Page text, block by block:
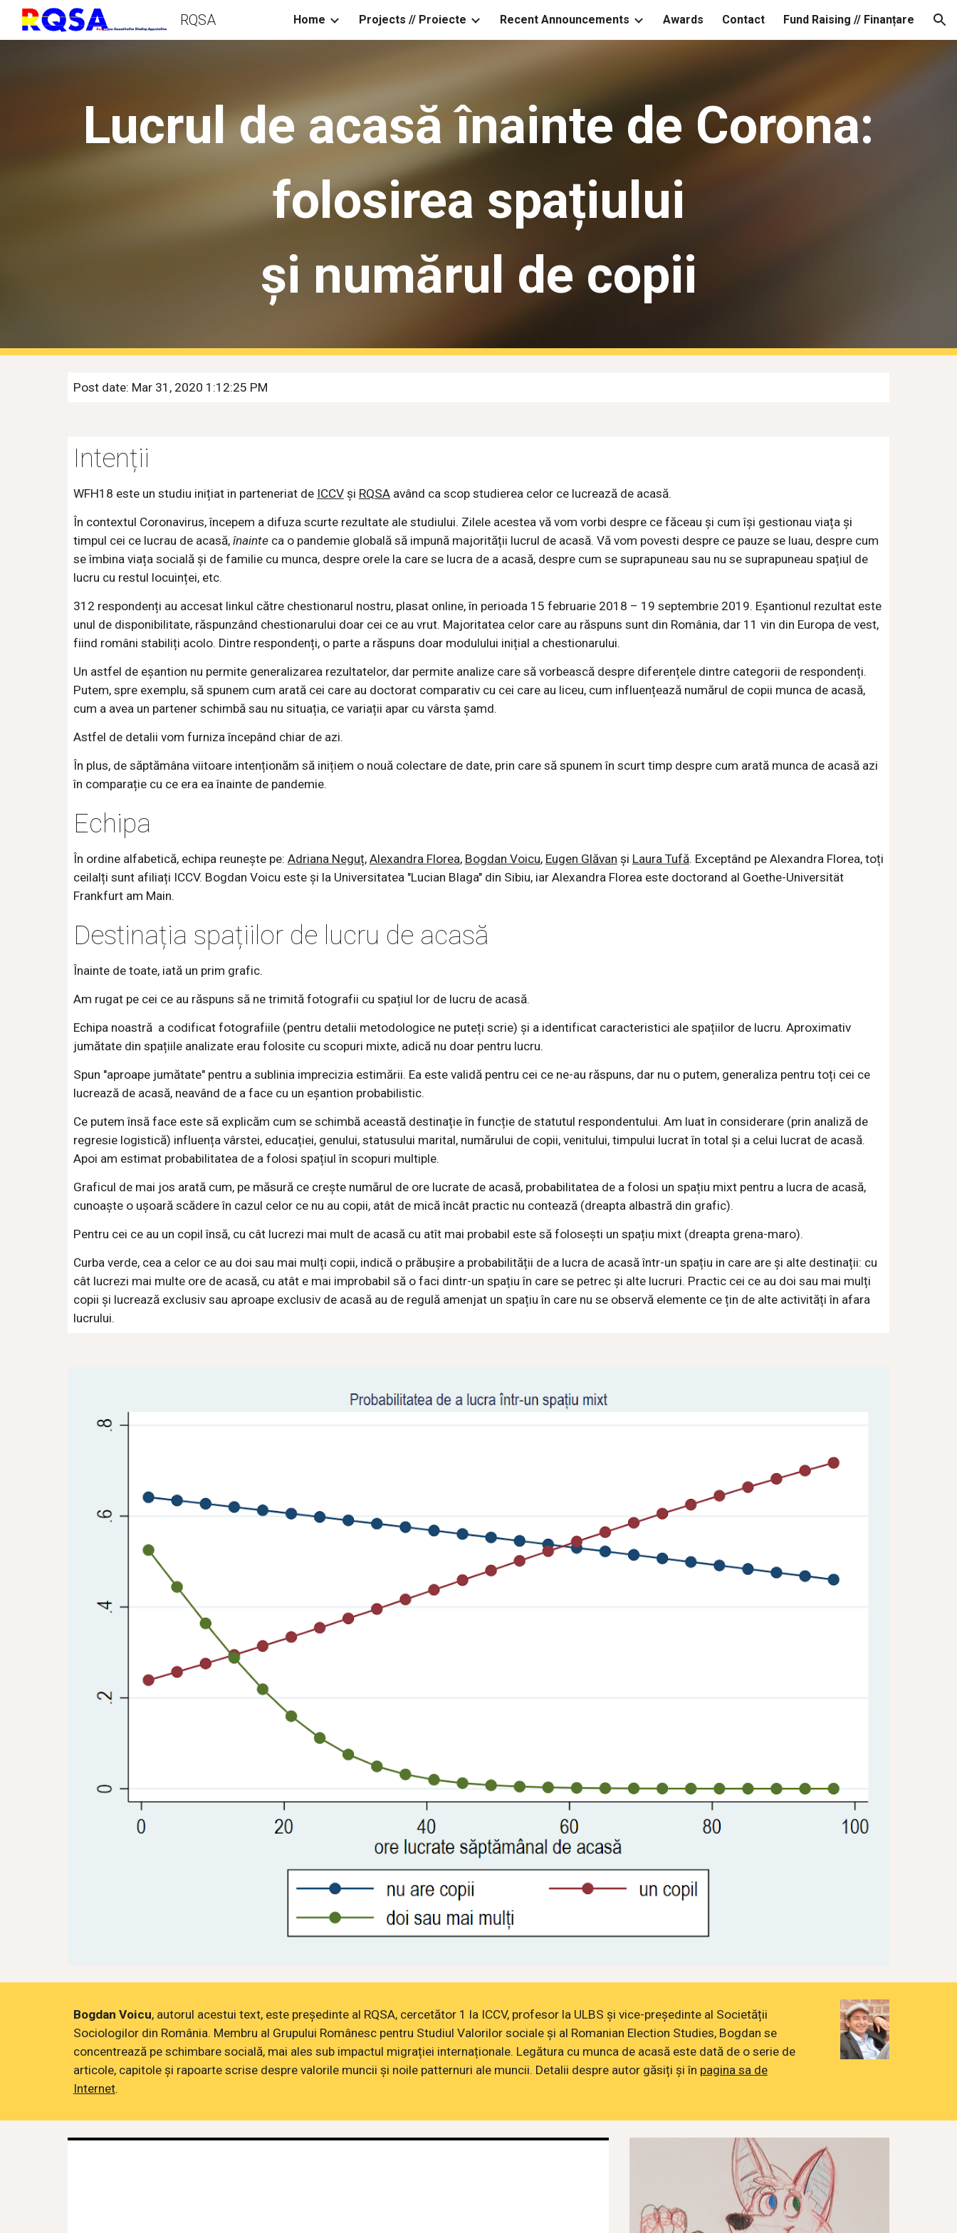
Skip to main content Skip to navigation
RQSA Home Projects // Proiecte Recent Announcements Awards Contact Fund Raising // Finanțare
Lucrul de acasă înainte de Corona:
folosirea spațiului
și numărul de copii
Post date: Mar 31, 2020 1:12:25 PM
Intenții
WFH18 este un studiu inițiat in parteneriat de ICCVși RQSAavând ca scop studierea celor ce lucrează de acasă.
În contextul Coronavirus, începem a difuza scurte rezultate ale studiului. Zilele acestea vă vom vorbi despre ce făceau și cum își gestionau viața și
timpul cei ce lucrau de acasă, înainteca o pandemie globală să impună majorității lucrul de acasă. Vă vom povesti despre ce pauze se luau, despre cum
se îmbina viața socială și de familie cu munca, despre orele la care se lucra de a acasă, despre cum se suprapuneau sau nu se suprapuneau spațiul de
lucru cu restul locuinței, etc.
312 respondenți au accesat linkul către chestionarul nostru, plasat online, în perioada 15 februarie 2018 – 19 septembrie 2019. Eșantionul rezultat este
unul de disponibilitate, răspunzând chestionarului doar cei ce au vrut. Majoritatea celor care au răspuns sunt din România, dar 11 vin din Europa de vest,
fiind români stabiliți acolo. Dintre respondenți, o parte a răspuns doar modulului inițial a chestionarului.
Un astfel de eșantion nu permite generalizarea rezultatelor, dar permite analize care să vorbească despre diferențele dintre categorii de respondenți.
Putem, spre exemplu, să spunem cum arată cei care au doctorat comparativ cu cei care au liceu, cum influențează numărul de copii munca de acasă,
cum a avea un partener schimbă sau nu situația, ce variații apar cu vârsta șamd.
Astfel de detalii vom furniza începând chiar de azi.
În plus, de săptămâna viitoare intenționăm să inițiem o nouă colectare de date, prin care să spunem în scurt timp despre cum arată munca de acasă azi
în comparație cu ce era ea înainte de pandemie.
Echipa
În ordine alfabetică, echipa reunește pe: Adriana Neguț, Alexandra Florea, Bogdan Voicu, Eugen Glăvan și Laura Tufă. Exceptând pe Alexandra Florea, toți
ceilalți sunt afiliați ICCV. Bogdan Voicu este și la Universitatea "Lucian Blaga" din Sibiu, iar Alexandra Florea este doctorand al Goethe-Universität
Frankfurt am Main.
Destinația spațiilor de lucru de acasă
Înainte de toate, iată un prim grafic.
Am rugat pe cei ce au răspuns să ne trimită fotografii cu spațiul lor de lucru de acasă.
Echipa noastră a codificat fotografiile (pentru detalii metodologice ne puteți scrie) și a identificat caracteristici ale spațiilor de lucru. Aproximativ
jumătate din spațiile analizate erau folosite cu scopuri mixte, adică nu doar pentru lucru.
Spun "aproape jumătate" pentru a sublinia imprecizia estimării. Ea este validă pentru cei ce ne-au răspuns, dar nu o putem, generaliza pentru toți cei ce
lucrează de acasă, neavând de a face cu un eșantion probabilistic.
Ce putem însă face este să explicăm cum se schimbă această destinație în funcție de statutul respondentului. Am luat în considerare (prin analiză de
regresie logistică) influența vârstei, educației, genului, statusului marital, numărului de copii, venitului, timpului lucrat în total și a celui lucrat de acasă.
Apoi am estimat probabilitatea de a folosi spațiul în scopuri multiple.
Graficul de mai jos arată cum, pe măsură ce crește numărul de ore lucrate de acasă, probabilitatea de a folosi un spațiu mixt pentru a lucra de acasă,
cunoaște o ușoară scădere în cazul celor ce nu au copii, atât de mică încât practic nu contează (dreapta albastră din grafic).
Pentru cei ce au un copil însă, cu cât lucrezi mai mult de acasă cu atît mai probabil este să folosești un spațiu mixt (dreapta grena-maro).
Curba verde, cea a celor ce au doi sau mai mulți copii, indică o prăbușire a probabilității de a lucra de acasă într-un spațiu in care are și alte destinații: cu
cât lucrezi mai multe ore de acasă, cu atât e mai improbabil să o faci dintr-un spațiu în care se petrec și alte lucruri. Practic cei ce au doi sau mai mulți
copii și lucrează exclusiv sau aproape exclusiv de acasă au de regulă amenjat un spațiu în care nu se observă elemente ce țin de alte activități în afara
lucrului.
Bogdan Voicu, autorul acestui text, este președinte al RQSA, cercetător 1 la ICCV, profesor la ULBS și vice-președinte al Societății
Sociologilor din România. Membru al Grupului Românesc pentru Studiul Valorilor sociale și al Romanian Election Studies, Bogdan se
concentrează pe schimbare socială, mai ales sub impactul migrației internaționale. Legătura cu munca de acasă este dată de o serie de
articole, capitole și rapoarte scrise despre valorile muncii și noile patternuri ale muncii. Detalii despre autor găsiți și în pagina sa de
Internet.